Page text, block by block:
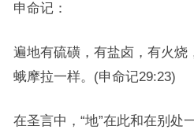
申命记：
遍地有硫磺，有盐卤，有火烧
蛾摩拉一样。(申命记29:23)
在圣言中，“地”在此和在别处